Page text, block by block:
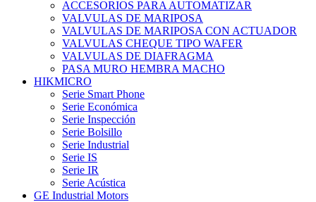
ACCESORIOS PARA AUTOMATIZAR
VALVULAS DE MARIPOSA
VALVULAS DE MARIPOSA CON ACTUADOR
VALVULAS CHEQUE TIPO WAFER
VALVULAS DE DIAFRAGMA
PASA MURO HEMBRA MACHO
HIKMICRO
Serie Smart Phone
Serie Económica
Serie Inspección
Serie Bolsillo
Serie Industrial
Serie IS
Serie IR
Serie Acústica
GE Industrial Motors